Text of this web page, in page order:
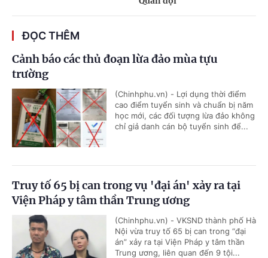
ĐỌC THÊM
Cảnh báo các thủ đoạn lừa đảo mùa tựu
trường
(Chinhphu.vn) - Lợi dụng thời điểm
cao điểm tuyển sinh và chuẩn bị năm
học mới, các đối tượng lừa đảo không
chỉ giả danh cán bộ tuyển sinh để...
Truy tố 65 bị can trong vụ 'đại án' xảy ra tại
Viện Pháp y tâm thần Trung ương
(Chinhphu.vn) - VKSND thành phố Hà
Nội vừa truy tố 65 bị can trong “đại
án” xảy ra tại Viện Pháp y tâm thần
Trung ương, liên quan đến 9 tội...